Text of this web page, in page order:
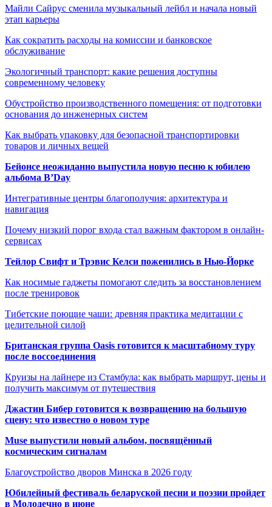
Майли Сайрус сменила музыкальный лейбл и начала новый
этап карьеры
Как сократить расходы на комиссии и банковское
обслуживание
Экологичный транспорт: какие решения доступны
современному человеку
Обустройство производственного помещения: от подготовки
основания до инженерных систем
Как выбрать упаковку для безопасной транспортировки
товаров и личных вещей
Бейонсе неожиданно выпустила новую песню к юбилею
альбома B’Day
Интегративные центры благополучия: архитектура и
навигация
Почему низкий порог входа стал важным фактором в онлайн-
сервисах
Тейлор Свифт и Трэвис Келси поженились в Нью-Йорке
Как носимые гаджеты помогают следить за восстановлением
после тренировок
Тибетские поющие чаши: древняя практика медитации с
целительной силой
Британская группа Oasis готовится к масштабному туру
после воссоединения
Круизы на лайнере из Стамбула: как выбрать маршрут, цены и
получить максимум от путешествия
Джастин Бибер готовится к возвращению на большую
сцену: что известно о новом туре
Muse выпустили новый альбом, посвящённый
космическим сигналам
Благоустройство дворов Минска в 2026 году
Юбилейный фестиваль беларуской песни и поэзии пройдет
в Молодечно в июне